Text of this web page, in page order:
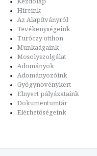
Híreink
Az Alapítványról
Tevékenységeink
Turóczy otthon
Munkaágaink
Mosolyszolgálat
Adományok
Adományozóink
Gyógynövénykert
Elnyert pályázataink
Dokumentumtár
Elérhetőségeink